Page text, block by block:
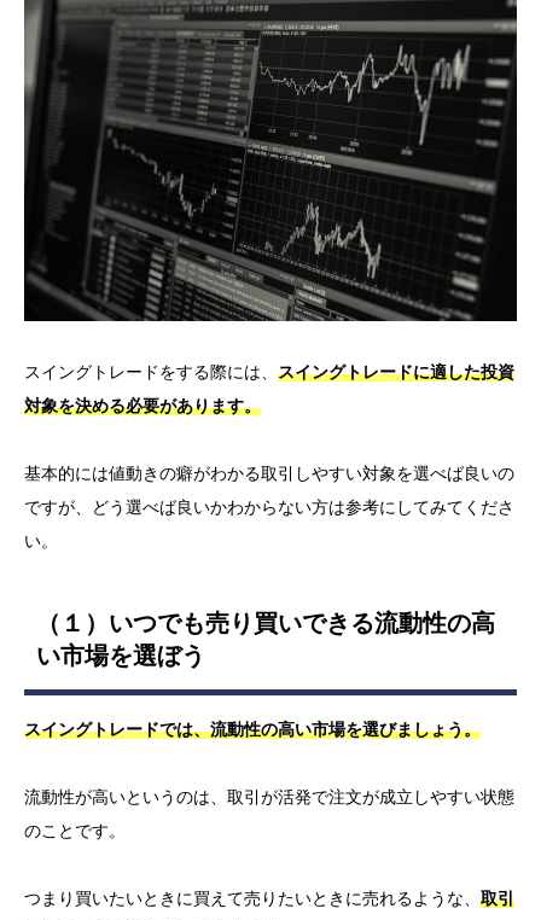
スイングトレードをする際には、 スイングトレードに適した投資
対象を決める必要があります。
基本的には値動きの癖がわかる取引しやすい対象を選べば良いの
ですが、どう選べば良いかわからない方は参考にしてみてくださ
い。
（１）いつでも売り買いできる流動性の高
い市場を選ぼう
スイングトレードでは、流動性の高い市場を選びましょう。
流動性が高いというのは、取引が活発で注文が成立しやすい状態
のことです。
つまり買いたいときに買えて売りたいときに売れるような、 取引